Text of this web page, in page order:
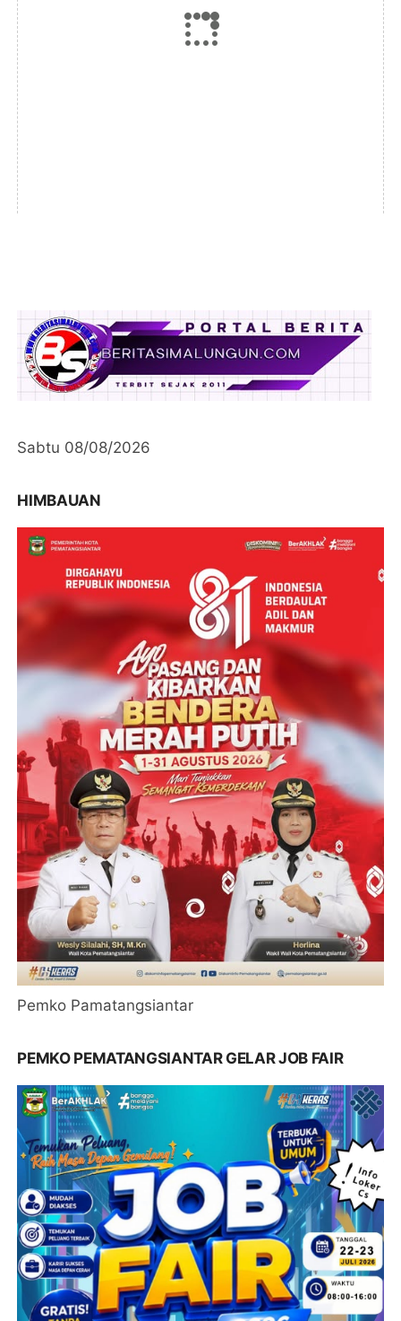
Sabtu 08/08/2026
HIMBAUAN
Pemko Pamatangsiantar
PEMKO PEMATANGSIANTAR GELAR JOB FAIR